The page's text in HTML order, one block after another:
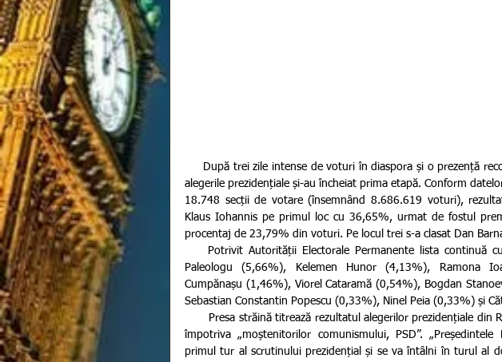
alegerile prezidențiale și-au încheiat prima etapă. Conform
18.748 secții de votare (însemnând 8.686.619 voturi),
Klaus Iohannis pe primul loc cu 36,65%, urmat de fostul
procentaj de 23,79% din voturi. Pe locul trei s-a clasat Dan
Paleologu (5,66%), Kelemen Hunor (4,13%), Ramona
Cumpănașu (1,46%), Viorel Cataramă (0,54%), Bogdan
Sebastian Constantin Popescu (0,33%), Ninel Peia (0,33%) și
împotriva „moștenitorilor comunismului, PSD”.
primul tur al scrutinului prezidențial și se va întâlni în turul al